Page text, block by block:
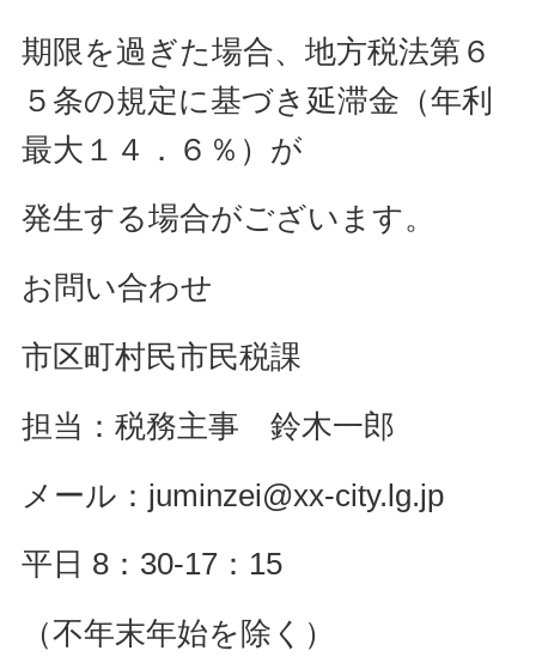
期限を過ぎた場合、地方税法第６
５条の規定に基づき延滞金（年利
最大１４．６％）が
発生する場合がございます。
お問い合わせ
市区町村民市民税課
担当：税務主事 鈴木一郎
メール：juminzei@xx-city.lg.jp
平日 8：30‐17：15
（不年末年始を除く）